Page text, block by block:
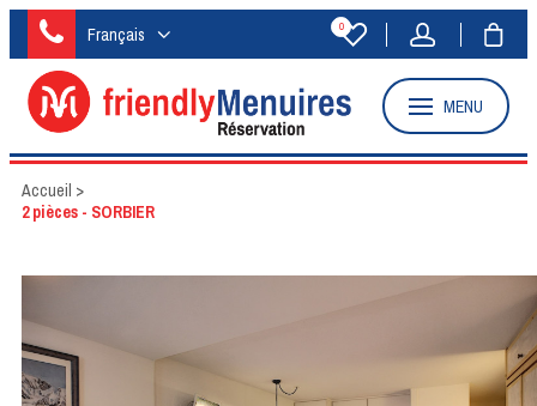
Français 0
MENU
Accueil >
2 pièces - SORBIER